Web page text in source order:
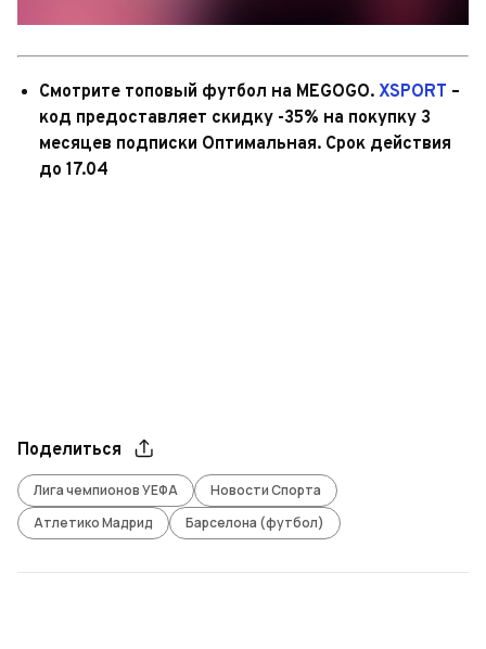
Смотрите топовый футбол на MEGOGO. XSPORT –
код предоставляет скидку -35% на покупку 3
месяцев подписки Оптимальная. Срок действия
до 17.04
Поделиться
Лига чемпионов УЕФА
Новости Спорта
Атлетико Мадрид
Барселона (футбол)